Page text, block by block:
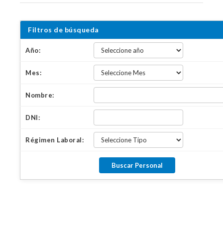
Filtros de búsqueda
Año:
Mes:
Nombre:
DNI:
Régimen Laboral: